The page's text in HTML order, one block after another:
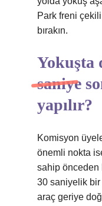
Park freni
bırakın.
Yokuşta
saniye
yapılır?
Komisyon
önemli nokta
sahip önceden
30 saniyelik bir
araç geriye